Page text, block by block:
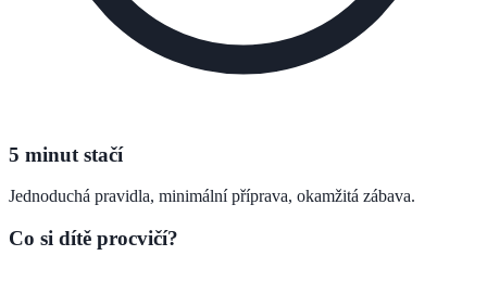
5 minut stačí
Jednoduchá pravidla, minimální příprava, okamžitá zábava.
Co si dítě procvičí?